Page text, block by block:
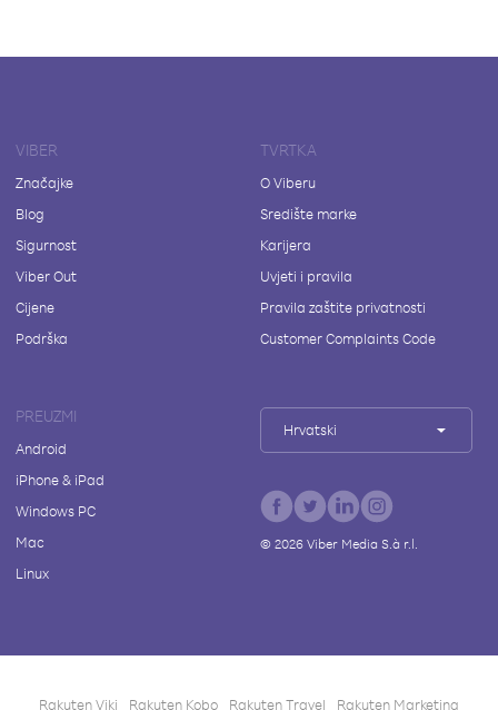
VIBER
Značajke
Blog
Sigurnost
Viber Out
Cijene
Podrška
TVRTKA
O Viberu
Središte marke
Karijera
Uvjeti i pravila
Pravila zaštite privatnosti
Customer Complaints Code
PREUZMI
Android
iPhone & iPad
Windows PC
Mac
Linux
Hrvatski
© 2026Viber Media S.à r.l.
Rakuten Viki Rakuten Kobo Rakuten Travel Rakuten Marketing